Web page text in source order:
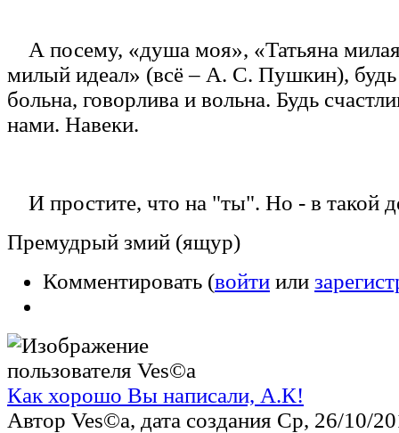
А посему, «душа моя», «Татьяна
милый идеал» (всё – А. С. Пушкин), будь
больна, говорлива и вольна. Будь
нами. Навеки.
И простите, что на "ты". Но - в такой
Премудрый змий (ящур)
Комментировать (войти или
Как хорошо Вы написали, А.К!
Автор Ves©a, дата создания Ср, 26/10/